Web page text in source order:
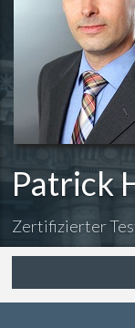
Patrick
Zertifizierter